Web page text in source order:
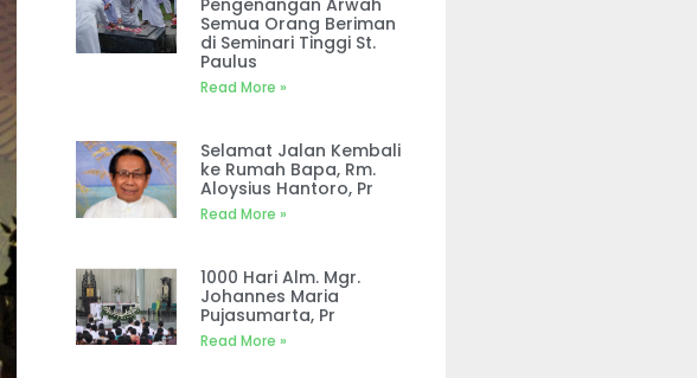
Pengenangan Arwah
Semua Orang Beriman
di Seminari Tinggi St.
Paulus
Read More »
Selamat Jalan Kembali
ke Rumah Bapa, Rm.
Aloysius Hantoro, Pr
Read More »
1000 Hari Alm. Mgr.
Johannes Maria
Pujasumarta, Pr
Read More »